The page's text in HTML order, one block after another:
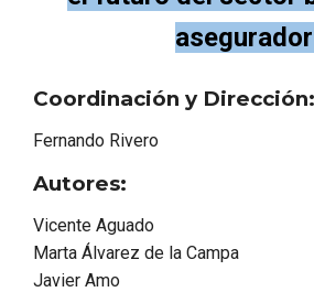
asegurador
Coordinación y Dirección:
Fernando Rivero
Autores:
Vicente Aguado
Marta Álvarez de la Campa
Javier Amo